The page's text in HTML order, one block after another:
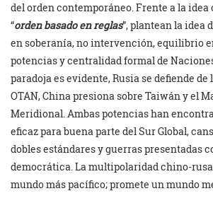
del orden contemporáneo. Frente a la
“orden basado en reglas”, plantean la idea
en soberanía, no intervención, equilibrio
potencias y centralidad formal de
paradoja es evidente, Rusia se defiende de
OTAN, China presiona sobre Taiwán y el
Meridional. Ambas potencias han
eficaz para buena parte del Sur Global,
dobles estándares y guerras presentadas
democrática. La multipolaridad chino-
mundo más pacífico; promete un mundo